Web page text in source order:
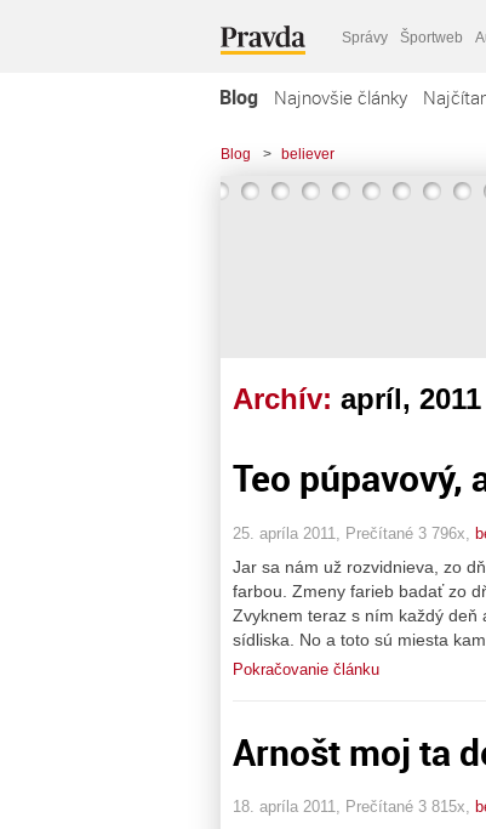
Správy Športweb
Blog Najnovšie články
Blog > believer
Archív: apríl, 2011
Teo púpavový,
25. apríla 2011, Prečítané 3 796x,
Jar sa nám už rozvidnieva, zo
farbou. Zmeny farieb badať zo
Zvyknem teraz s ním každý deň
sídliska. No a toto sú miesta
Pokračovanie článku
Arnošt moj ta
18. apríla 2011, Prečítané 3 815x,